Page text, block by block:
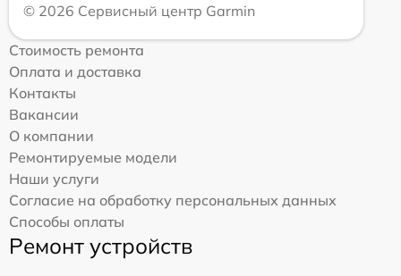
© 2026 Сервисный центр Garmin
Стоимость ремонта
Оплата и доставка
Контакты
Вакансии
О компании
Ремонтируемые модели
Наши услуги
Согласие на обработку персональных данных
Способы оплаты
Ремонт устройств